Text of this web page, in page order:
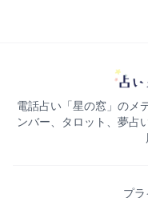
電話占い「星の窓」のメ
ンバー、タロット、夢占
プ